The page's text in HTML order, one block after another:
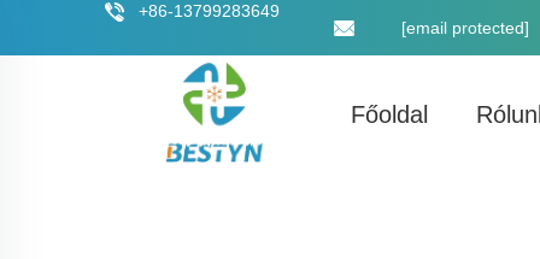
+86-13799283649
[email protected]
Főoldal